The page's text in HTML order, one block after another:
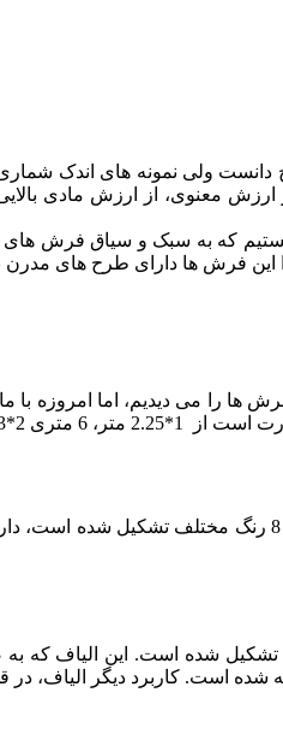
ولی نمونه های اندک شماری
معنوی، از ارزش مادی
که به سبک و سیاق فرش های
این فرش ها دارای طرح های مدرن
را می دیدیم، اما امروزه با
2.5*3.5 و 12 متری است.
که از ترکیب 8 رنگ مختلف تشکیل
شده است. این الیاف که به
شده است. کاربرد دیگر الیاف،